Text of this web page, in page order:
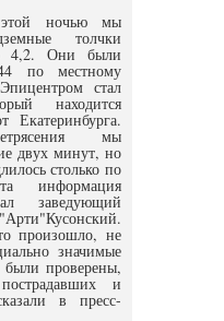
ночью мы
толчки
4,2. Они были
по местному
стал
находится
мы
двух минут, но
столько по
информация
заведующий
произошло, не
значимые
проверены,
и
в пресс-